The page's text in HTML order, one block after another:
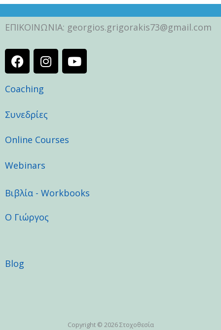
ΕΠΙΚΟΙΝΩΝΙΑ: georgios.grigorakis73@gmail.com
F
a
c
e
o
k
I
n
s
g
a
Y
o
u
Coaching
Συνεδρίες
Online Courses
Webinars
Βιβλία - Workbooks
Ο Γιώργος
Blog
Copyright © 2026 Στοχοθεσία